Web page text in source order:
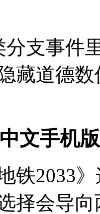
分支事件
藏道德
文手机
铁2033
择会导